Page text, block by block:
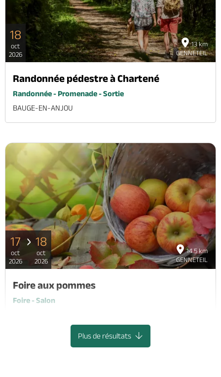
13 km
GENNETEIL
18
oct
2026
Randonnée pédestre à Chartené
Randonnée - Promenade - Sortie
BAUGE-EN-ANJOU
14.5 km
GENNETEIL
17
oct
2026
18
oct
2026
Foire aux pommes
Foire - Salon
Plus de résultats